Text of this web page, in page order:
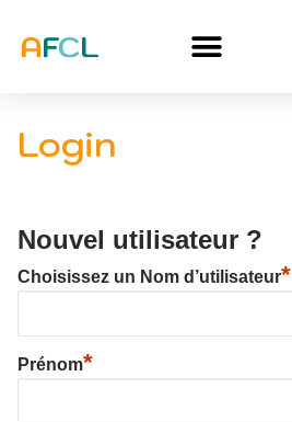
Login
Nouvel utilisateur ?
Choisissez un Nom d’utilisateur*
Prénom*